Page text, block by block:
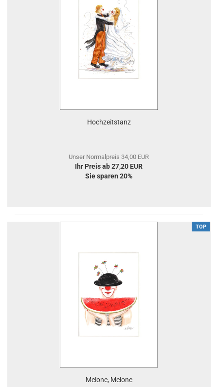
Hochzeitstanz
Unser Normalpreis 34,00 EUR
Ihr Preis ab 27,20 EUR
Sie sparen 20%
TOP
Melone, Melone